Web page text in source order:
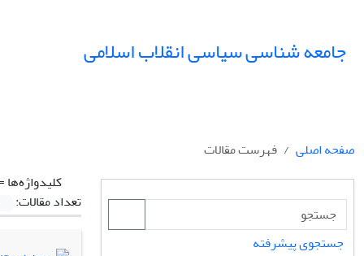
جامعه شناسی سیاسی انقلاب اسلامی
صفحه اصلی
فهرست مقالات
کلیدواژه‌ها
تعداد مقالات:
جستجوی پیشرفته